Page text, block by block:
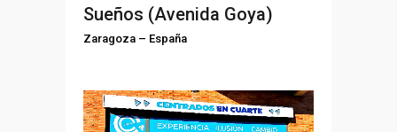
Sueños (Avenida Goya)
Zaragoza – España